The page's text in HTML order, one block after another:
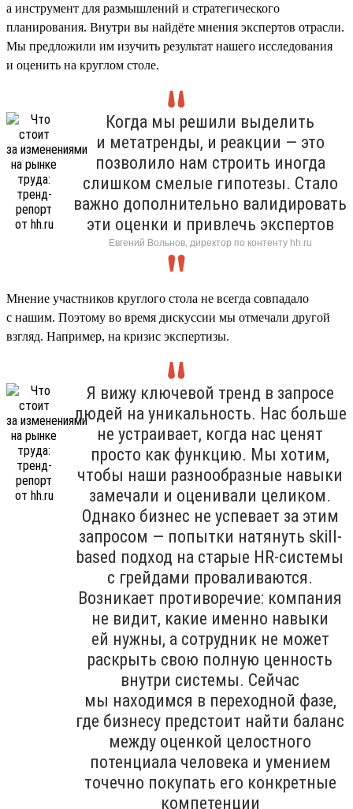
а инструмент для размышлений и стратегического
планирования. Внутри вы найдёте мнения экспертов отрасли.
Мы предложили им изучить результат нашего исследования
и оценить на круглом столе.
Когда мы решили выделить
и метатренды, и реакции — это
позволило нам строить иногда
слишком смелые гипотезы. Стало
важно дополнительно валидировать
эти оценки и привлечь экспертов
Евгений Вольнов, директор по контенту hh.ru
Мнение участников круглого стола не всегда совпадало
с нашим. Поэтому во время дискуссии мы отмечали другой
взгляд. Например, на кризис экспертизы.
Я вижу ключевой тренд в запросе
людей на уникальность. Нас больше
не устраивает, когда нас ценят
просто как функцию. Мы хотим,
чтобы наши разнообразные навыки
замечали и оценивали целиком.
Однако бизнес не успевает за этим
запросом — попытки натянуть skill-
based подход на старые HR-системы
с грейдами проваливаются.
Возникает противоречие: компания
не видит, какие именно навыки
ей нужны, а сотрудник не может
раскрыть свою полную ценность
внутри системы. Сейчас
мы находимся в переходной фазе,
где бизнесу предстоит найти баланс
между оценкой целостного
потенциала человека и умением
точечно покупать его конкретные
компетенции